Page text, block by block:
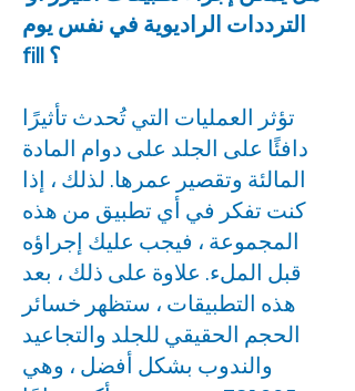
الترددات الراديوية في نفس يوم
fill ؟
تؤثر العمليات التي تُحدث تأثيرًا
دافئًا على الجلد على دوام المادة
المالئة وتقصير عمرها. لذلك ، إذا
كنت تفكر في أي تطبيق من هذه
المجموعة ، فيجب عليك إجراؤه
قبل الملء. علاوة على ذلك ، بعد
هذه التطبيقات ، ستظهر خسائر
الحجم الحقيقي للجلد والتجاعيد
والندوب بشكل أفضل ، وهي